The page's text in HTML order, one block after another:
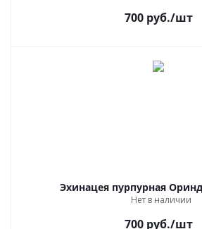
700руб./шт
Эхинацея пурпурная
Нет в наличии
700руб./шт